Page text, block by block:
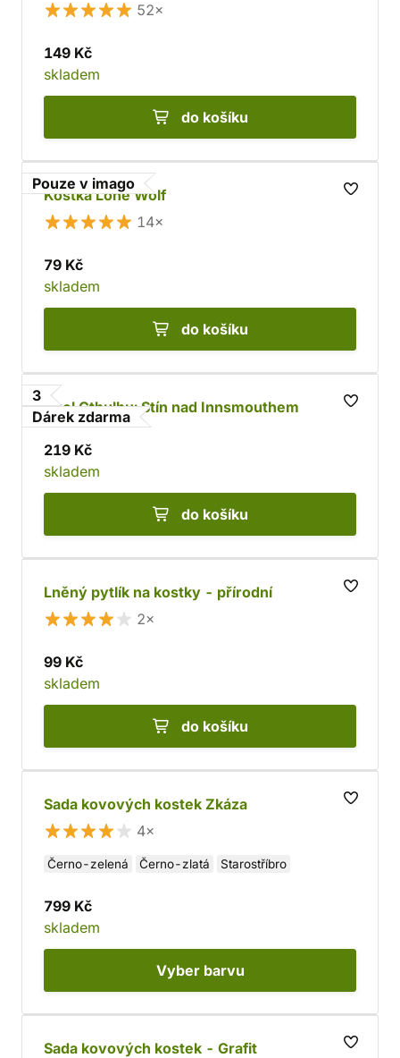
52×
149 Kč
skladem
do košíku
Pouze v imago
Kostka Lone Wolf
14×
79 Kč
skladem
do košíku
3
Dárek zdarma
Zvol Cthulhu: Stín nad Innsmouthem
219 Kč
skladem
do košíku
Lněný pytlík na kostky - přírodní
2×
99 Kč
skladem
do košíku
Sada kovových kostek Zkáza
4×
Černo-zelená Černo-zlatá Starostříbro
799 Kč
skladem
Vyber barvu
Sada kovových kostek - Grafit